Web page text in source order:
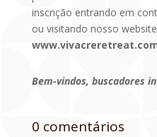
inscrição entrando em
ou visitando nosso
Bem-vindos, buscadores
0 comentários